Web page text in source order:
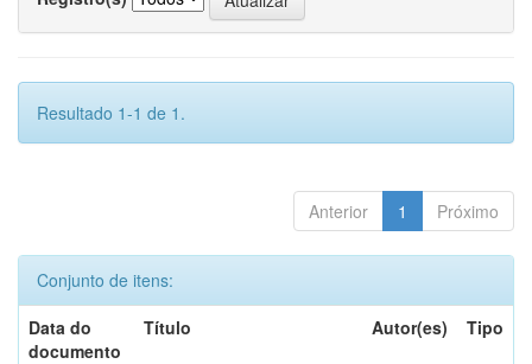
Resultado 1-1 de 1.
Anterior 1 Próximo
Conjunto de itens:
Data do
documento
Título Autor(es) Tipo